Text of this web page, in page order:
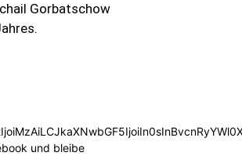
Gorbatschow
und bleibe